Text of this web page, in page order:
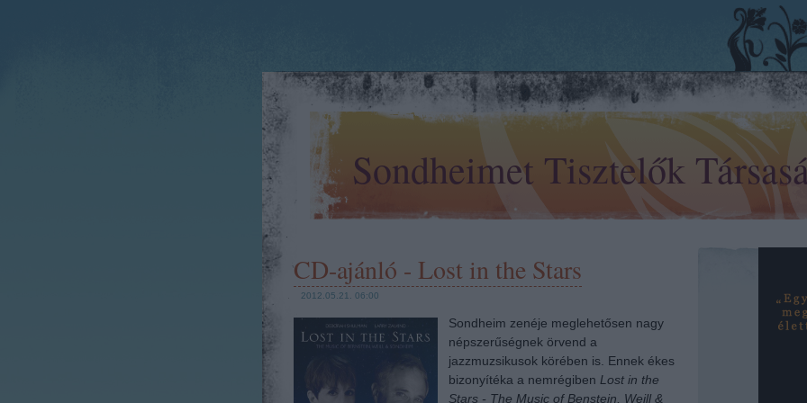
Sondheimet Tisztelők
CD-ajánló - Lost in the Stars
2012.05.21. 06:00
Sondheim zenéje meglehetősen nagy
népszerűségnek örvend a
jazzmuzsikusok körében is. Ennek ékes
bizonyítéka a nemrégiben Lost in the
Stars - The Music of Benstein, Weill &